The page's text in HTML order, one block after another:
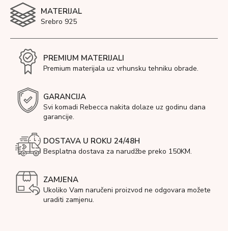
MATERIJAL
Srebro 925
PREMIUM MATERIJALI
Premium materijala uz vrhunsku tehniku obrade.
GARANCIJA
Svi komadi Rebecca nakita dolaze uz godinu dana
garancije.
DOSTAVA U ROKU 24/48H
Besplatna dostava za narudžbe preko 150KM.
ZAMJENA
Ukoliko Vam naručeni proizvod ne odgovara možete
uraditi zamjenu.